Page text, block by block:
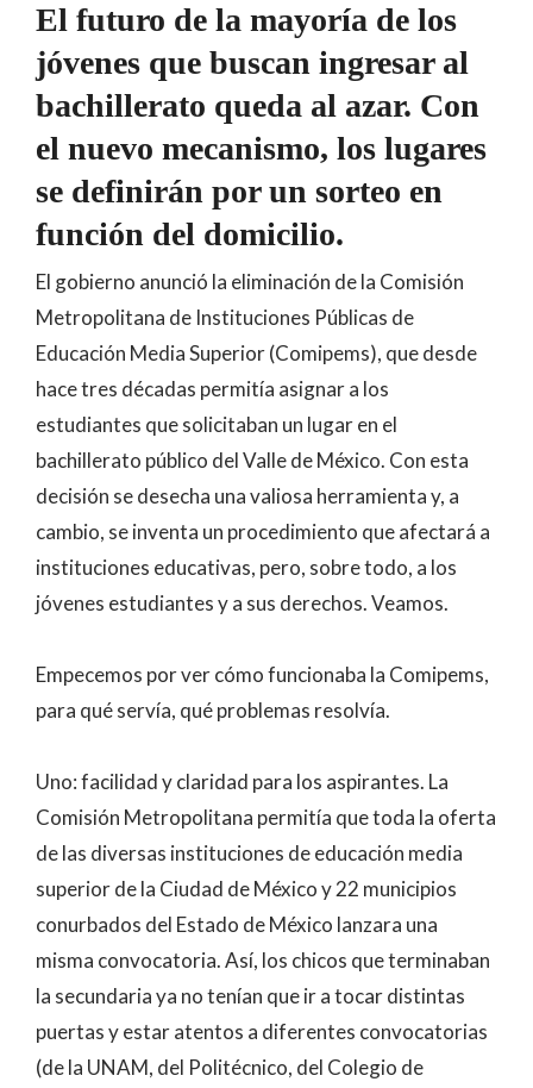
El futuro de la mayoría de los
jóvenes que buscan ingresar al
bachillerato queda al azar. Con
el nuevo mecanismo, los lugares
se definirán por un sorteo en
función del domicilio.
El gobierno anunció la eliminación de la Comisión
Metropolitana de Instituciones Públicas de
Educación Media Superior (Comipems), que desde
hace tres décadas permitía asignar a los
estudiantes que solicitaban un lugar en el
bachillerato público del Valle de México. Con esta
decisión se desecha una valiosa herramienta y, a
cambio, se inventa un procedimiento que afectará a
instituciones educativas, pero, sobre todo, a los
jóvenes estudiantes y a sus derechos. Veamos.
Empecemos por ver cómo funcionaba la Comipems,
para qué servía, qué problemas resolvía.
Uno: facilidad y claridad para los aspirantes. La
Comisión Metropolitana permitía que toda la oferta
de las diversas instituciones de educación media
superior de la Ciudad de México y 22 municipios
conurbados del Estado de México lanzara una
misma convocatoria. Así, los chicos que terminaban
la secundaria ya no tenían que ir a tocar distintas
puertas y estar atentos a diferentes convocatorias
(de la UNAM, del Politécnico, del Colegio de